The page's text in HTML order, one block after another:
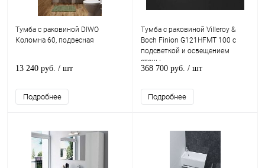
Тумба с раковиной DIWO
Коломна 60, подвесная
13 240 руб. / шт
Подробнее
Тумба с раковиной Villeroy &
Boch Finion G121HFMT 100 с
подсветкой и освещением
стены
368 700 руб. / шт
Подробнее